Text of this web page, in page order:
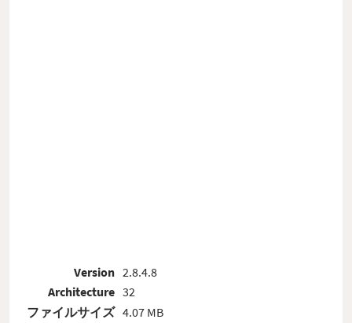
Version
Architecture
ファイルサイズ
2.8.4.8
32
4.07 MB